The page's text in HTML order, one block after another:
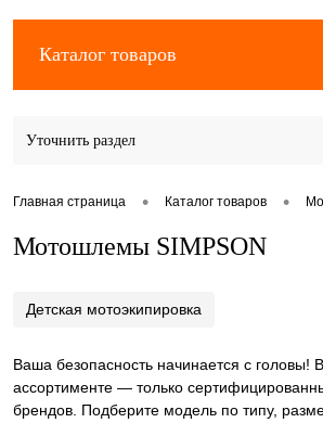
Каталог товаров
Уточнить раздел
Главная страница • Каталог товаров •
Мотошлемы SIMPSON
Детская мотоэкипировка
Ваша безопасность начинается с головы!
ассортименте — только
брендов. Подберите модель по типу,